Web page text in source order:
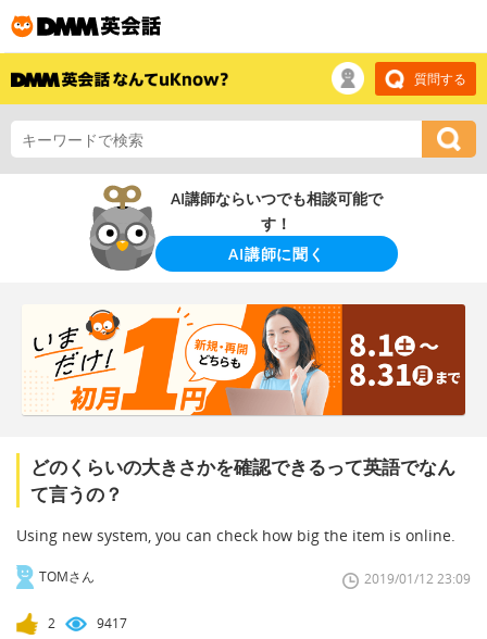
質問する
AI講師ならいつでも相談可能で
す！
AI講師に聞く
どのくらいの大きさかを確認できるって英語でなん
て言うの？
Using new system, you can check how big the item is online.
TOMさん 2019/01/12 23:09
2 9417